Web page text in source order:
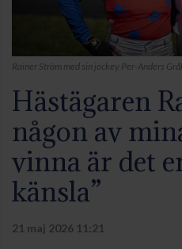
Rainer Ström med sin jockey Per-Anders
Hästägaren
någon av
vinna är det
känsla”
21 maj 2026 11:21